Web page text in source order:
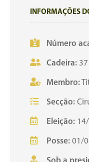
INFORMAÇÕES
Número
Cadeira: 37
Membro:
Secção:
Eleição:
Posse: 01/